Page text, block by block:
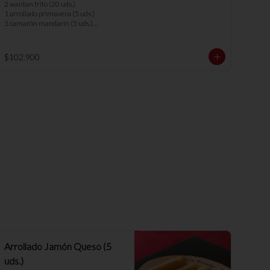
2 wantan frito (20 uds.)
1 arrollado primavera (5 uds.)
1 camarón mandarín (5 uds.)
1 chapsui vegetariano
1 arrollado de marisco
$102.900
Arrollado Jamón Queso (5
uds.)